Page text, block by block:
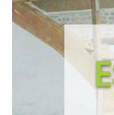
est
temps a
peinture, il